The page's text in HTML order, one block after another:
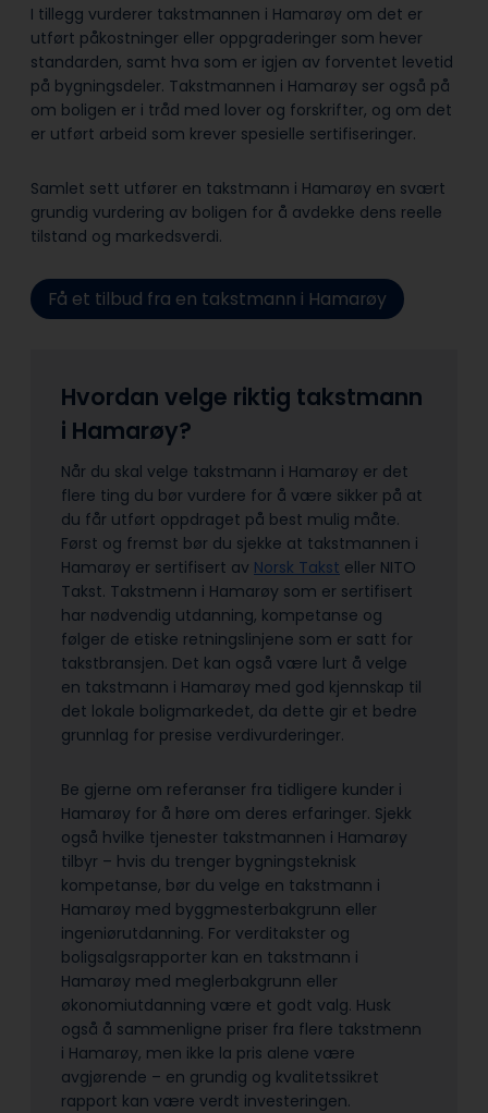
I tillegg vurderer takstmannen i Hamarøy om det er
utført påkostninger eller oppgraderinger som hever
standarden, samt hva som er igjen av forventet levetid
på bygningsdeler. Takstmannen i Hamarøy ser også på
om boligen er i tråd med lover og forskrifter, og om det
er utført arbeid som krever spesielle sertifiseringer.
Samlet sett utfører en takstmann i Hamarøy en svært
grundig vurdering av boligen for å avdekke dens reelle
tilstand og markedsverdi.
Få et tilbud fra en takstmann i Hamarøy
Hvordan velge riktig takstmann
i Hamarøy?
Når du skal velge takstmann i Hamarøy er det
flere ting du bør vurdere for å være sikker på at
du får utført oppdraget på best mulig måte.
Først og fremst bør du sjekke at takstmannen i
Hamarøy er sertifisert av Norsk Takst eller NITO
Takst. Takstmenn i Hamarøy som er sertifisert
har nødvendig utdanning, kompetanse og
følger de etiske retningslinjene som er satt for
takstbransjen. Det kan også være lurt å velge
en takstmann i Hamarøy med god kjennskap til
det lokale boligmarkedet, da dette gir et bedre
grunnlag for presise verdivurderinger.
Be gjerne om referanser fra tidligere kunder i
Hamarøy for å høre om deres erfaringer. Sjekk
også hvilke tjenester takstmannen i Hamarøy
tilbyr – hvis du trenger bygningsteknisk
kompetanse, bør du velge en takstmann i
Hamarøy med byggmesterbakgrunn eller
ingeniørutdanning. For verditakster og
boligsalgsrapporter kan en takstmann i
Hamarøy med meglerbakgrunn eller
økonomiutdanning være et godt valg. Husk
også å sammenligne priser fra flere takstmenn
i Hamarøy, men ikke la pris alene være
avgjørende – en grundig og kvalitetssikret
rapport kan være verdt investeringen.